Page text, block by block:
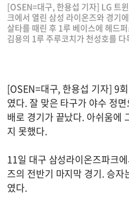
[OSEN=대구, 한용섭 기자] LG 트
크에서 열린 삼성 라이온즈와 경기
살타를 때린 후 1루 베이스에 헤드
김용의 1루 주루코치가 천성호를
[OSEN=대구, 한용섭 기자] 9
였다. 잘 맞은 타구가 야수 정
배로 경기가 끝났다. 아쉬움에
지 못했다.
11일 대구 삼성라이온즈파크
즈의 전반기 마지막 경기. 승
였다.